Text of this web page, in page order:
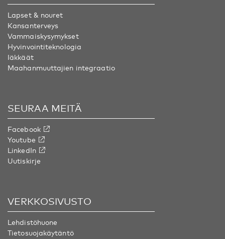
Lapset & nouret
Kansanterveys
Vammaiskysymykset
Hyvinvointiteknologia
Iäkkäät
Maahanmuuttajien integraatio
SEURAA MEITÄ
Facebook
Youtube
LinkedIn
Uutiskirje
VERKKOSIVUSTO
Lehdistöhuone
Tietosuojakäytäntö